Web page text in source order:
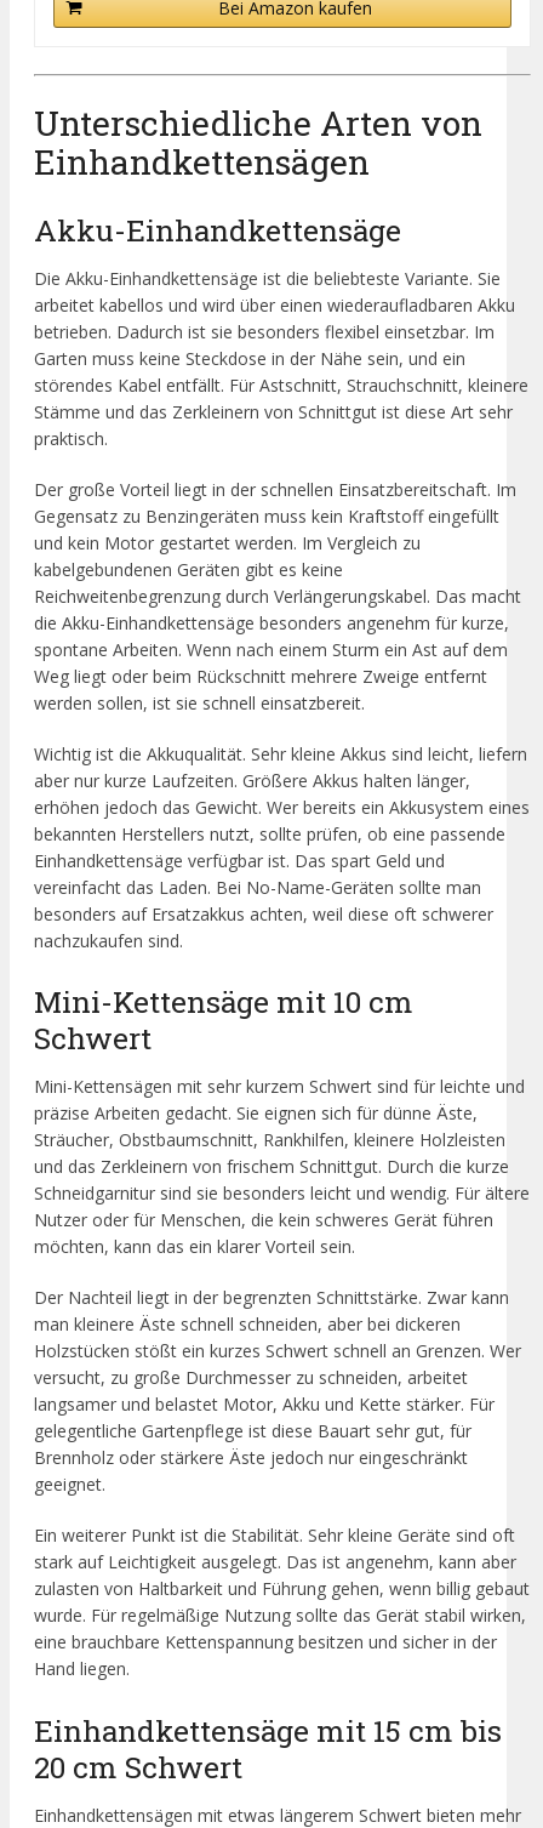
Bei Amazon kaufen
Unterschiedliche Arten von
Einhandkettensägen
Akku-Einhandkettensäge
Die Akku-Einhandkettensäge ist die beliebteste Variante. Sie
arbeitet kabellos und wird über einen wiederaufladbaren Akku
betrieben. Dadurch ist sie besonders flexibel einsetzbar. Im
Garten muss keine Steckdose in der Nähe sein, und ein
störendes Kabel entfällt. Für Astschnitt, Strauchschnitt, kleinere
Stämme und das Zerkleinern von Schnittgut ist diese Art sehr
praktisch.
Der große Vorteil liegt in der schnellen Einsatzbereitschaft. Im
Gegensatz zu Benzingeräten muss kein Kraftstoff eingefüllt
und kein Motor gestartet werden. Im Vergleich zu
kabelgebundenen Geräten gibt es keine
Reichweitenbegrenzung durch Verlängerungskabel. Das macht
die Akku-Einhandkettensäge besonders angenehm für kurze,
spontane Arbeiten. Wenn nach einem Sturm ein Ast auf dem
Weg liegt oder beim Rückschnitt mehrere Zweige entfernt
werden sollen, ist sie schnell einsatzbereit.
Wichtig ist die Akkuqualität. Sehr kleine Akkus sind leicht, liefern
aber nur kurze Laufzeiten. Größere Akkus halten länger,
erhöhen jedoch das Gewicht. Wer bereits ein Akkusystem eines
bekannten Herstellers nutzt, sollte prüfen, ob eine passende
Einhandkettensäge verfügbar ist. Das spart Geld und
vereinfacht das Laden. Bei No-Name-Geräten sollte man
besonders auf Ersatzakkus achten, weil diese oft schwerer
nachzukaufen sind.
Mini-Kettensäge mit 10 cm
Schwert
Mini-Kettensägen mit sehr kurzem Schwert sind für leichte und
präzise Arbeiten gedacht. Sie eignen sich für dünne Äste,
Sträucher, Obstbaumschnitt, Rankhilfen, kleinere Holzleisten
und das Zerkleinern von frischem Schnittgut. Durch die kurze
Schneidgarnitur sind sie besonders leicht und wendig. Für ältere
Nutzer oder für Menschen, die kein schweres Gerät führen
möchten, kann das ein klarer Vorteil sein.
Der Nachteil liegt in der begrenzten Schnittstärke. Zwar kann
man kleinere Äste schnell schneiden, aber bei dickeren
Holzstücken stößt ein kurzes Schwert schnell an Grenzen. Wer
versucht, zu große Durchmesser zu schneiden, arbeitet
langsamer und belastet Motor, Akku und Kette stärker. Für
gelegentliche Gartenpflege ist diese Bauart sehr gut, für
Brennholz oder stärkere Äste jedoch nur eingeschränkt
geeignet.
Ein weiterer Punkt ist die Stabilität. Sehr kleine Geräte sind oft
stark auf Leichtigkeit ausgelegt. Das ist angenehm, kann aber
zulasten von Haltbarkeit und Führung gehen, wenn billig gebaut
wurde. Für regelmäßige Nutzung sollte das Gerät stabil wirken,
eine brauchbare Kettenspannung besitzen und sicher in der
Hand liegen.
Einhandkettensäge mit 15 cm bis
20 cm Schwert
Einhandkettensägen mit etwas längerem Schwert bieten mehr